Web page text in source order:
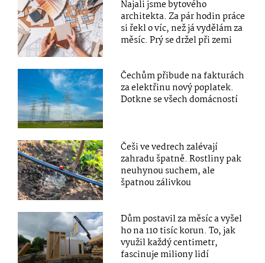
Najali jsme bytového
architekta. Za pár hodin práce
si řekl o víc, než já vydělám za
měsíc. Prý se držel při zemi
Čechům přibude na fakturách
za elektřinu nový poplatek.
Dotkne se všech domácností
Češi ve vedrech zalévají
zahradu špatně. Rostliny pak
neuhynou suchem, ale
špatnou zálivkou
Dům postavil za měsíc a vyšel
ho na 110 tisíc korun. To, jak
využil každý centimetr,
fascinuje miliony lidí